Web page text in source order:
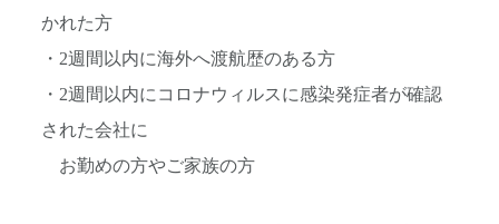
かれた方
・2週間以内に海外へ渡航歴のある方
・2週間以内にコロナウィルスに感染発症者が確認
された会社に
お勤めの方やご家族の方